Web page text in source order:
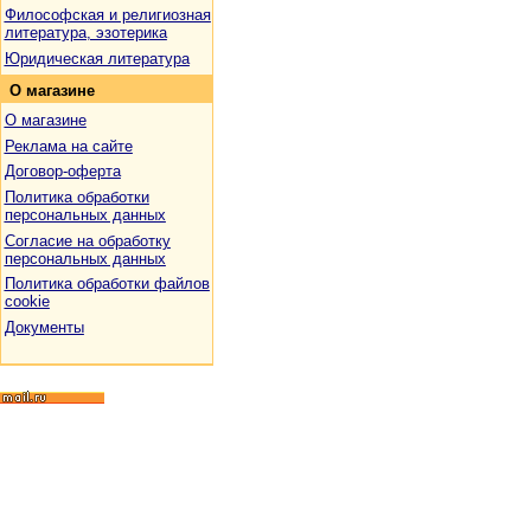
Философская и религиозная
литература, эзотерика
Юридическая литература
О магазине
О магазине
Реклама на сайте
Договор-оферта
Политика обработки
персональных данных
Согласие на обработку
персональных данных
Политика обработки файлов
cookie
Документы